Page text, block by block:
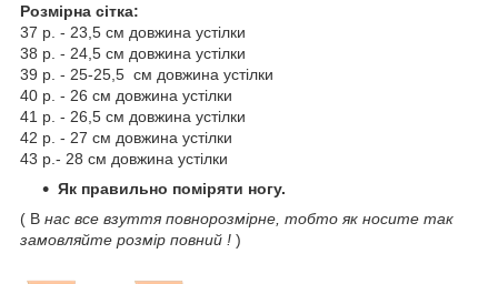
Розмірна сітка:
37 р. - 23,5 см довжина устілки
38 р. - 24,5 см довжина устілки
39 р. - 25-25,5 см довжина устілки
40 р. - 26 см довжина устілки
41 р. - 26,5 см довжина устілки
42 р. - 27 см довжина устілки
43 р.- 28 см довжина устілки
Як правильно поміряти ногу.
( В нас все взуття повнорозмірне, тобто як носите так
замовляйте розмір повний ! )